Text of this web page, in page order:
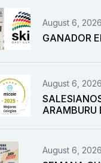
August 6, 2026
GANADOR
August 6, 2026
ARAMBURU
August 6, 2026